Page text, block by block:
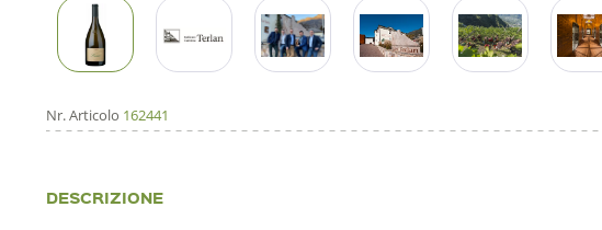
Nr. Articolo 162441
DESCRIZIONE